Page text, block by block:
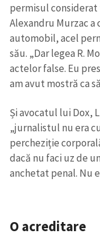
permisul
Alexandru Murzac a
automobil, acel
său. „Dar legea R.
actelor false. Eu
am avut mostră ca
Și avocatul lui Dox,
„jurnalistul nu era
percheziție
dacă nu faci uz de
anchetat penal. Nu
O acreditare